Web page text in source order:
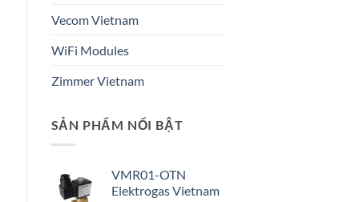
Vecom Vietnam
WiFi Modules
Zimmer Vietnam
SẢN PHẨM NỔI BẬT
VMR01-OTN
Elektrogas Vietnam